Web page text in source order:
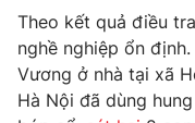
Góc doanh nghiệp
Truyền hình
Phim VTV
Hậu trường
Giải trí
Theo kết quả điều
nghề nghiệp ổn
Vương ở nhà tại xã
Hà Nội đã dùng